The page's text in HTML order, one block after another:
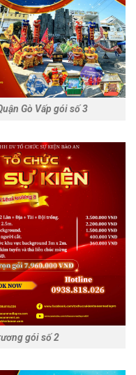
Gò Vấp gói số 3
gói số 2